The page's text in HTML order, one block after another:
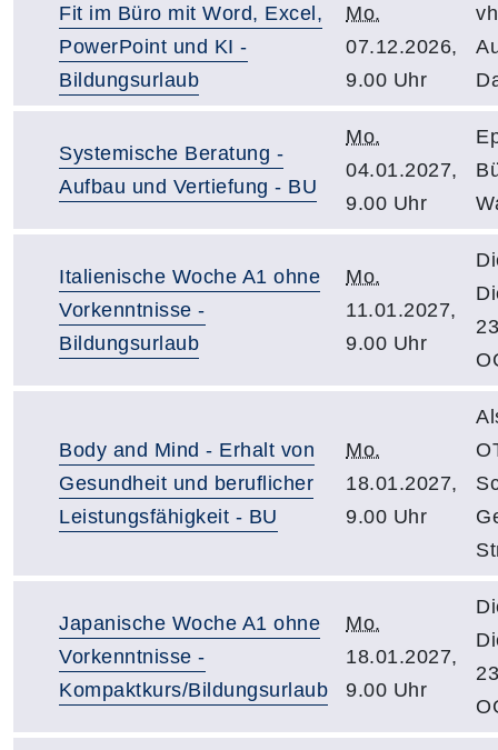
Fit im Büro mit Word, Excel,
PowerPoint und KI -
Bildungsurlaub
Mo.
07.12.2026,
9.00 Uhr
Systemische Beratung -
Aufbau und Vertiefung - BU
Mo.
04.01.2027,
9.00 Uhr
Italienische Woche A1 ohne
Vorkenntnisse -
Bildungsurlaub
Mo.
11.01.2027,
9.00 Uhr
Body and Mind - Erhalt von
Gesundheit und beruflicher
Leistungsfähigkeit - BU
Mo.
18.01.2027,
9.00 Uhr
Japanische Woche A1 ohne
Vorkenntnisse -
Kompaktkurs/Bildungsurlaub
Mo.
18.01.2027,
9.00 Uhr